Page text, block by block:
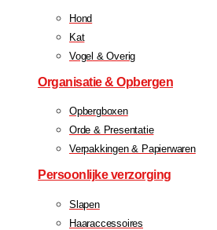
Hond
Kat
Vogel & Overig
Organisatie & Opbergen
Opbergboxen
Orde & Presentatie
Verpakkingen & Papierwaren
Persoonlijke verzorging
Slapen
Haaraccessoires